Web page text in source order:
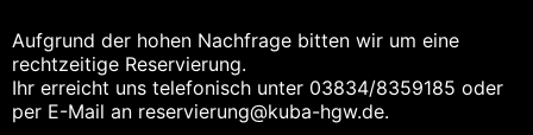
Aufgrund der hohen Nachfrage bitten wir um eine
rechtzeitige Reservierung.
Ihr erreicht uns telefonisch unter 03834/8359185 oder
per E-Mail an reservierung@kuba-hgw.de.